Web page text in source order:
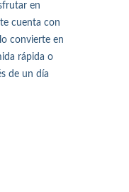
en
cuenta con
convierte en
rápida o
de un día